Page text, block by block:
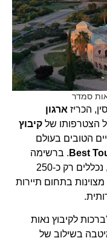
סמדר
ארגון
שלקיבוץ
בעולם
Best. ברשימה
המכובדת שנחשבת מהיוקרתיות בענף, נכללים רק כ-250
בתחום תיירות
לקיבוץ נאות
בשילוב של